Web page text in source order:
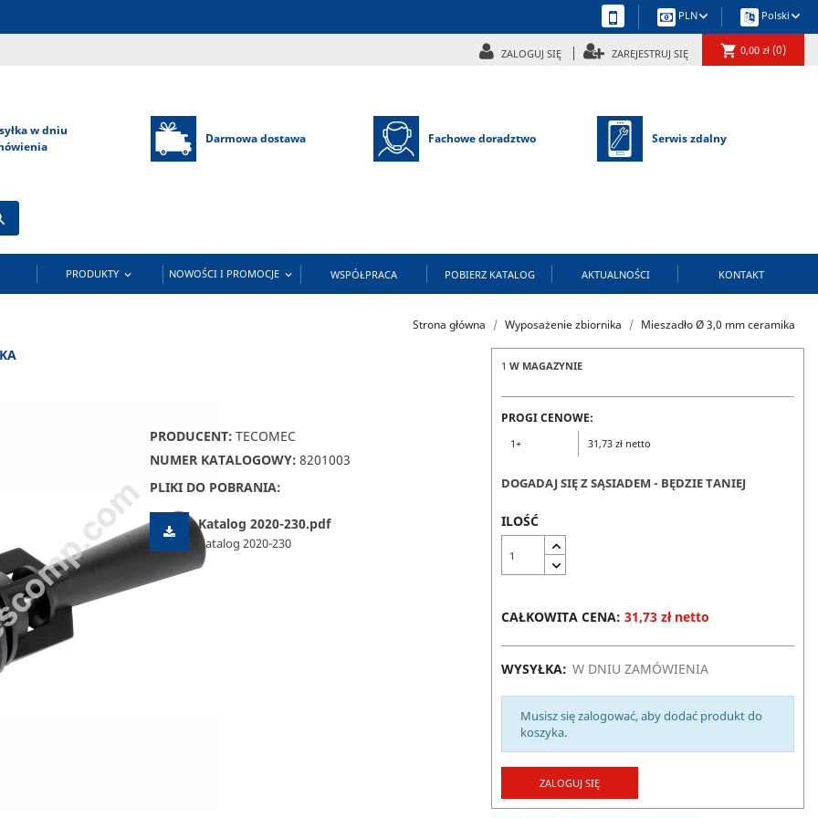
PLNkeyboard_arrow_down Polskikeyboard_arrow_down
ZALOGUJ SIĘ ZAREJESTRUJ SIĘ shopping_cart 0,00 zł (0)
w dniu
Darmowa dostawa Fachowe doradztwo Serwis zdalny
PRODUKTY  NOWOŚCI I PROMOCJE  WSPÓŁPRACA POBIERZ KATALOG AKTUALNOŚCI KONTAKT
Strona główna Wyposażenie zbiornika Mieszadło Ø 3,0 mm ceramika
PRODUCENT: TECOMEC
NUMER KATALOGOWY: 8201003
PLIKI DO POBRANIA:
Katalog 2020-230.pdf
Katalog 2020-230
1 W MAGAZYNIE
PROGI CENOWE:
1+ 31,73 zł netto
DOGADAJ SIĘ Z SĄSIADEM - BĘDZIE TANIEJ
ILOŚĆ
CAŁKOWITA CENA: 31,73 zł netto
WYSYŁKA: W DNIU ZAMÓWIENIA
Musisz się zalogować, aby dodać produkt do
koszyka.
ZALOGUJ SIĘ